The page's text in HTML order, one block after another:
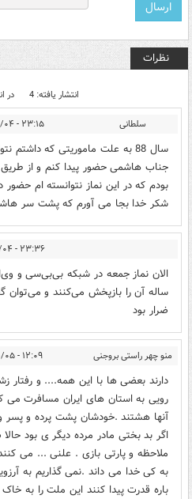
نظرات
انتشار یافته: 4 در
سلطانی ۲۳:۱۵ - ۱۳۹۲/۱۰/۰۴
سال 88 به علت ماموریتی که
جناب هاشمی حضور پیدا کنم و از
بودم که در این نماز نتوانسته ام حضور
شکر خدا بجا می آورم که پشت سر
۲۳:۳۶ - ۱۳۹۲/۱۰/۰۴
الان نماز جمعه در شبکه بی‌بی‌سی و
ساله آن را بازپخش می‌کنند و
ضرار بود
منو چهر راستی بروجنی ۱۲:۰۹ - ۱۳۹۲/۱۰/۰۵
دارند بعضی ها با این همه.... و رفتار
رویی به استان های ایران مسافرت می
آنها هشتند .خودشان پشت پرده و پسر
اگر بد بختی مادر مرده دیگر ی بود
ملاحظه و پارتی بازی . علنی ... می
به کی خدا می داند .نمی گذاریم به
باره قدرت پیدا کنند این ملت را به